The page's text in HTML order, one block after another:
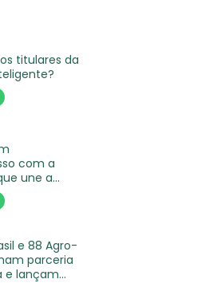
titulares da
com a
une a
e suas
e 88 Agro-
parceria
e lançam